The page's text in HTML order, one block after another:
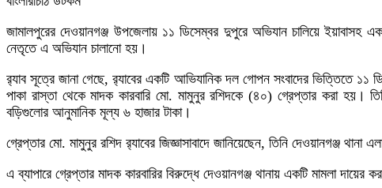
জামালপুরের দেওয়ানগঞ্জ উপজেলায় ১১ ডিসেম্বর দুপুরে অভিযান চালিয়ে
নেতৃতে এ অভিযান চালানো হয়।
র‌্যাব সূত্রে জানা গেছে, র‌্যাবের একটি আভিযানিক দল গোপন সংবাদের ভিত্তিতে ১১
পাকা রাস্তা থেকে মাদক কারবারি মো. মামুনুর রশিদকে (৪০) গ্রেপ্তার করা হয়।
বড়িগুলোর আনুমানিক মূল্য ৬ হাজার টাকা।
গ্রেপ্তার মো. মামুনুর রশিদ র‌্যাবের জিজ্ঞাসাবাদে জানিয়েছেন, তিনি দেওয়ানগঞ্জ
এ ব্যাপারে গ্রেপ্তার মাদক কারবারির বিরুদ্ধে দেওয়ানগঞ্জ থানায় একটি মামলা দায়ের